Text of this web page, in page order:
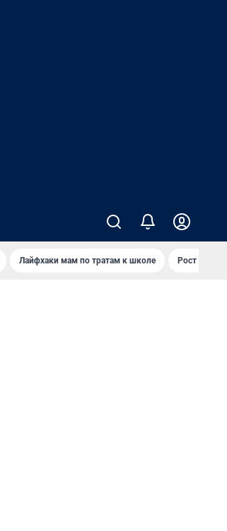
Лайфхаки мам по тратам к школе Рост цен на